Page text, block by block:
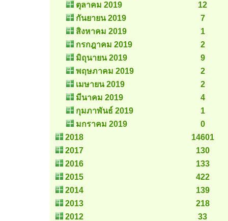
ตุลาคม 2019
12
กันยายน 2019
7
สิงหาคม 2019
1
กรกฎาคม 2019
2
มิถุนายน 2019
9
พฤษภาคม 2019
2
เมษายน 2019
2
มีนาคม 2019
4
กุมภาพันธ์ 2019
1
มกราคม 2019
0
2018
14601
2017
130
2016
133
2015
422
2014
139
2013
218
2012
33